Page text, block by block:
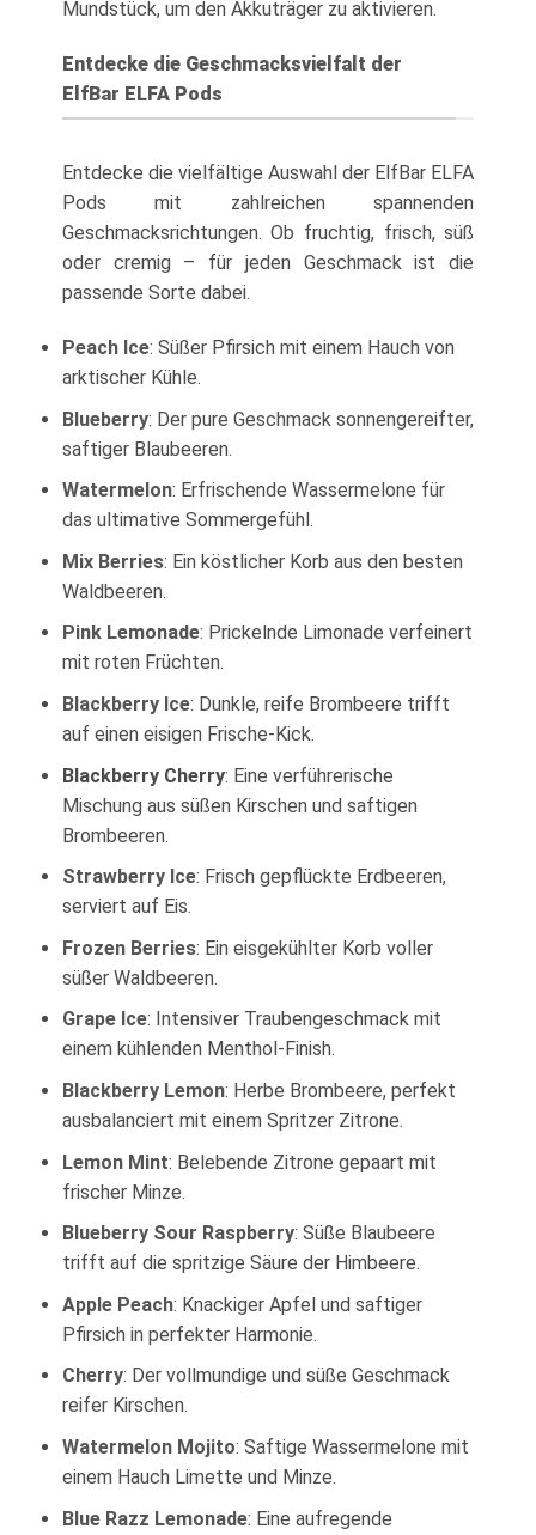
Mundstück, um den Akkuträger zu aktivieren.
Entdecke die Geschmacksvielfalt der
ElfBar ELFA Pods
Entdecke die vielfältige Auswahl der ElfBar ELFA
Pods mit zahlreichen spannenden
Geschmacksrichtungen. Ob fruchtig, frisch, süß
oder cremig – für jeden Geschmack ist die
passende Sorte dabei.
Peach Ice: Süßer Pfirsich mit einem Hauch von
arktischer Kühle.
Blueberry: Der pure Geschmack sonnengereifter,
saftiger Blaubeeren.
Watermelon: Erfrischende Wassermelone für
das ultimative Sommergefühl.
Mix Berries: Ein köstlicher Korb aus den besten
Waldbeeren.
Pink Lemonade: Prickelnde Limonade verfeinert
mit roten Früchten.
Blackberry Ice: Dunkle, reife Brombeere trifft
auf einen eisigen Frische-Kick.
Blackberry Cherry: Eine verführerische
Mischung aus süßen Kirschen und saftigen
Brombeeren.
Strawberry Ice: Frisch gepflückte Erdbeeren,
serviert auf Eis.
Frozen Berries: Ein eisgekühlter Korb voller
süßer Waldbeeren.
Grape Ice: Intensiver Traubengeschmack mit
einem kühlenden Menthol-Finish.
Blackberry Lemon: Herbe Brombeere, perfekt
ausbalanciert mit einem Spritzer Zitrone.
Lemon Mint: Belebende Zitrone gepaart mit
frischer Minze.
Blueberry Sour Raspberry: Süße Blaubeere
trifft auf die spritzige Säure der Himbeere.
Apple Peach: Knackiger Apfel und saftiger
Pfirsich in perfekter Harmonie.
Cherry: Der vollmundige und süße Geschmack
reifer Kirschen.
Watermelon Mojito: Saftige Wassermelone mit
einem Hauch Limette und Minze.
Blue Razz Lemonade: Eine aufregende